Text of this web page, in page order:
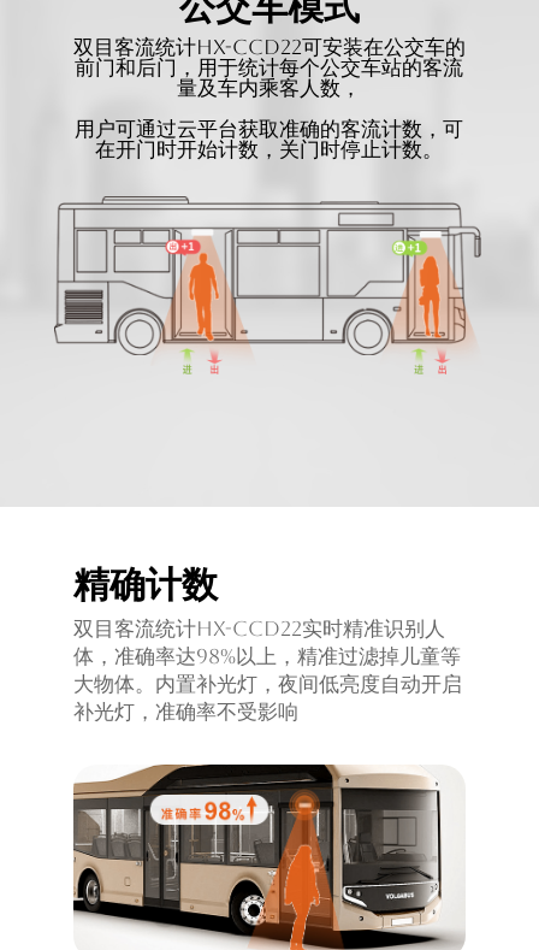
双目客流统计HX-CCD22可安装在公交车的
前门和后门，用于统计每个公交车站的客流
量及车内乘客人数，
用户可通过云平台获取准确的客流计数，可
在开门时开始计数，关门时停止计数。
精确计数
双目客流统计HX-CCD22实时精准识别人
体，准确率达98%以上，精准过滤掉儿童等
大物体。内置补光灯，夜间低亮度自动开启
补光灯，准确率不受影响